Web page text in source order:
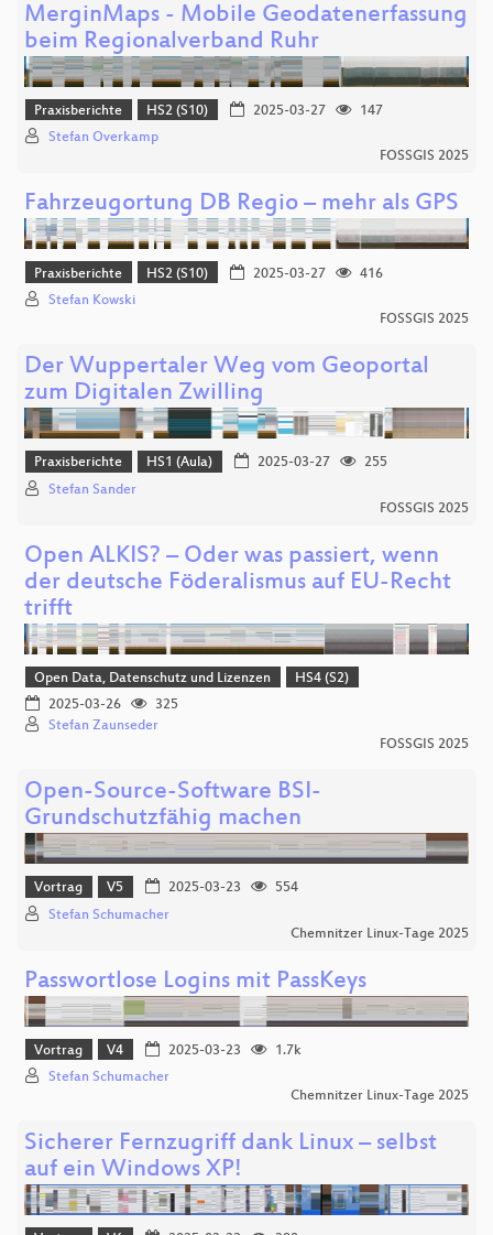
MerginMaps - Mobile Geodatenerfassung
beim Regionalverband Ruhr
Praxisberichte HS2 (S10) 2025-03-27
147
Stefan Overkamp
FOSSGIS 2025
Fahrzeugortung DB Regio – mehr als GPS
Praxisberichte HS2 (S10) 2025-03-27
416
Stefan Kowski
FOSSGIS 2025
Der Wuppertaler Weg vom Geoportal
zum Digitalen Zwilling
Praxisberichte HS1 (Aula) 2025-03-27
255
Stefan Sander
FOSSGIS 2025
Open ALKIS? – Oder was passiert, wenn
der deutsche Föderalismus auf EU-Recht
trifft
Open Data, Datenschutz und Lizenzen
HS4 (S2)
2025-03-26
325
Stefan Zaunseder
FOSSGIS 2025
Open-Source-Software BSI-
Grundschutzfähig machen
Vortrag V5 2025-03-23
554
Stefan Schumacher
Chemnitzer Linux-Tage 2025
Passwortlose Logins mit PassKeys
Vortrag V4 2025-03-23
1.7k
Stefan Schumacher
Chemnitzer Linux-Tage 2025
Sicherer Fernzugriff dank Linux – selbst
auf ein Windows XP!